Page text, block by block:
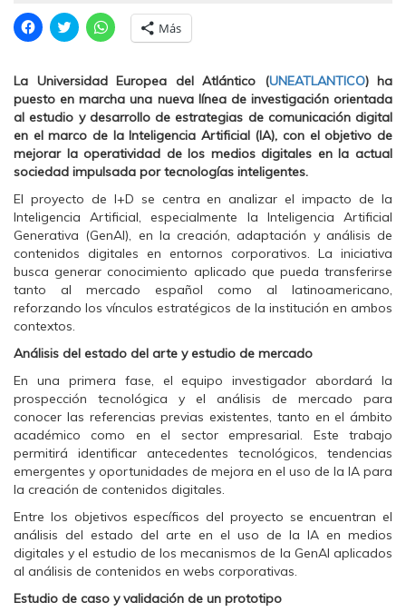
H
a
l
i
c
p
a
r
a
c
o
m
a
r
t
i
r
e
n
F
a
c
e
b
o
(
S
e
a
b
r
e
e
n
u
n
v
e
n
t
a
n
n
H
a
i
c
p
a
r
a
c
o
m
a
r
t
i
r
e
n
i
t
r
S
e
a
b
r
e
e
n
u
n
a
e
n
t
a
n
a
u
H
a
c
p
a
a
c
o
m
a
r
t
i
r
e
n
W
h
a
p
(
S
e
a
b
r
e
e
n
u
n
v
e
n
t
a
n
n
Más
La Universidad Europea del Atlántico (UNEATLANTICO) ha
puesto en marcha una nueva línea de investigación orientada
al estudio y desarrollo de estrategias de comunicación digital
en el marco de la Inteligencia Artificial (IA), con el objetivo de
mejorar la operatividad de los medios digitales en la actual
sociedad impulsada por tecnologías inteligentes.
El proyecto de I+D se centra en analizar el impacto de la
Inteligencia Artificial, especialmente la Inteligencia Artificial
Generativa (GenAI), en la creación, adaptación y análisis de
contenidos digitales en entornos corporativos. La iniciativa
busca generar conocimiento aplicado que pueda transferirse
tanto al mercado español como al latinoamericano,
reforzando los vínculos estratégicos de la institución en ambos
contextos.
Análisis del estado del arte y estudio de mercado
En una primera fase, el equipo investigador abordará la
prospección tecnológica y el análisis de mercado para
conocer las referencias previas existentes, tanto en el ámbito
académico como en el sector empresarial. Este trabajo
permitirá identificar antecedentes tecnológicos, tendencias
emergentes y oportunidades de mejora en el uso de la IA para
la creación de contenidos digitales.
Entre los objetivos específicos del proyecto se encuentran el
análisis del estado del arte en el uso de la IA en medios
digitales y el estudio de los mecanismos de la GenAI aplicados
al análisis de contenidos en webs corporativas.
Estudio de caso y validación de un prototipo